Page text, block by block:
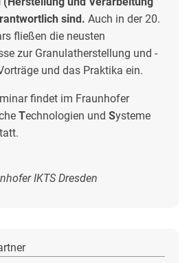
sind. Auch in der 20.
fließen die neusten
zur Granulatherstellung und -
und das Praktika ein.
findet im Fraunhofer
Technologien und Systeme
IKTS Dresden